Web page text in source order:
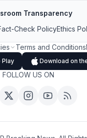
Transparency
Check PolicyEthics
Terms and Conditions
Play Download on
FOLLOW US ON